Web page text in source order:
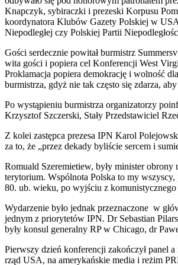
Knapczyk, sybiraczki i prezeski Korpusu
koordynatora Klubów Gazety Polskiej w
Niepodległej czy Polskiej Partii
Gości serdecznie powitał burmistrz
wita gości i popiera cel Konferencji West
Proklamacja popiera demokrację i wolność
burmistrza, gdyż nie tak często się zdarza,
Po wystąpieniu burmistrza organizatorzy
Krzysztof Szczerski, Stały Przedstawiciel
Z kolei zastępca prezesa IPN Karol
za to, że „przez dekady byliście sercem i
Romuald Szeremietiew, były minister
terytorium. Wspólnota Polska to my
80. ub. wieku, po wyjściu z komunistycznego
Wydarzenie było jednak przeznaczone w
jednym z priorytetów IPN. Dr Sebastian
były konsul generalny RP w Chicago, dr
Pierwszy dzień konferencji zakończył panel
rząd USA, na amerykańskie media i reżim